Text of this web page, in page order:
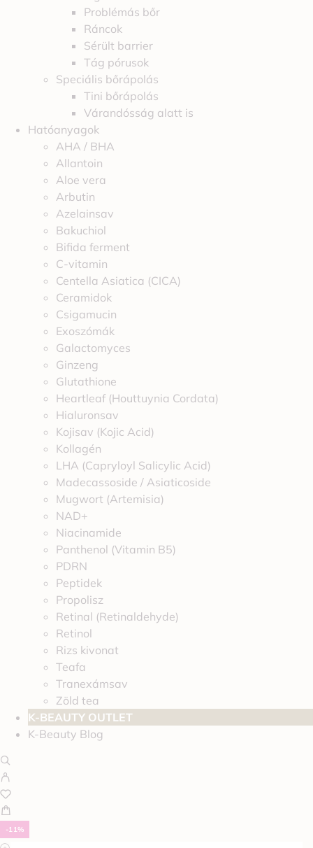
Problémás bőr
Ráncok
Sérült barrier
Tág pórusok
Speciális bőrápolás
Tini bőrápolás
Várandósság alatt is
Hatóanyagok
AHA / BHA
Allantoin
Aloe vera
Arbutin
Azelainsav
Bakuchiol
Bifida ferment
C-vitamin
Centella Asiatica (CICA)
Ceramidok
Csigamucin
Exoszómák
Galactomyces
Ginzeng
Glutathione
Heartleaf (Houttuynia Cordata)
Hialuronsav
Kojisav (Kojic Acid)
Kollagén
LHA (Capryloyl Salicylic Acid)
Madecassoside / Asiaticoside
Mugwort (Artemisia)
NAD+
Niacinamide
Panthenol (Vitamin B5)
PDRN
Peptidek
Propolisz
Retinal (Retinaldehyde)
Retinol
Rizs kivonat
Teafa
Tranexámsav
Zöld tea
K-BEAUTY OUTLET
K-Beauty Blog
-11%